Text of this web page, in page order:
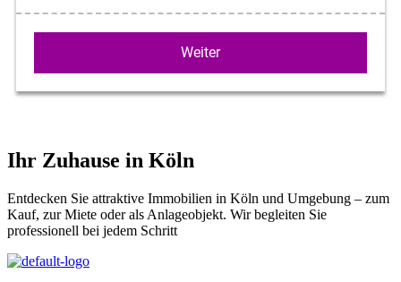
Ihr Zuhause in Köln
Entdecken Sie attraktive Immobilien in Köln und Umgebung – zum
Kauf, zur Miete oder als Anlageobjekt. Wir begleiten Sie
professionell bei jedem Schritt